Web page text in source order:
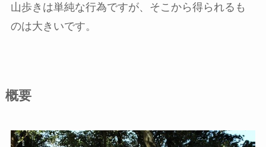
山歩きは単純な行為ですが、そこから得られるも
のは大きいです。
概要